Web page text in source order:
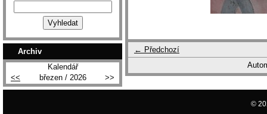
← Předchozí
Archiv
Kalendář
<<
březen / 2026 >>
©